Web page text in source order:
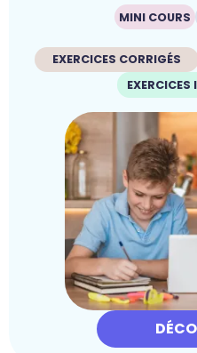
MINI COURS
EXERCICES CORRIGÉS